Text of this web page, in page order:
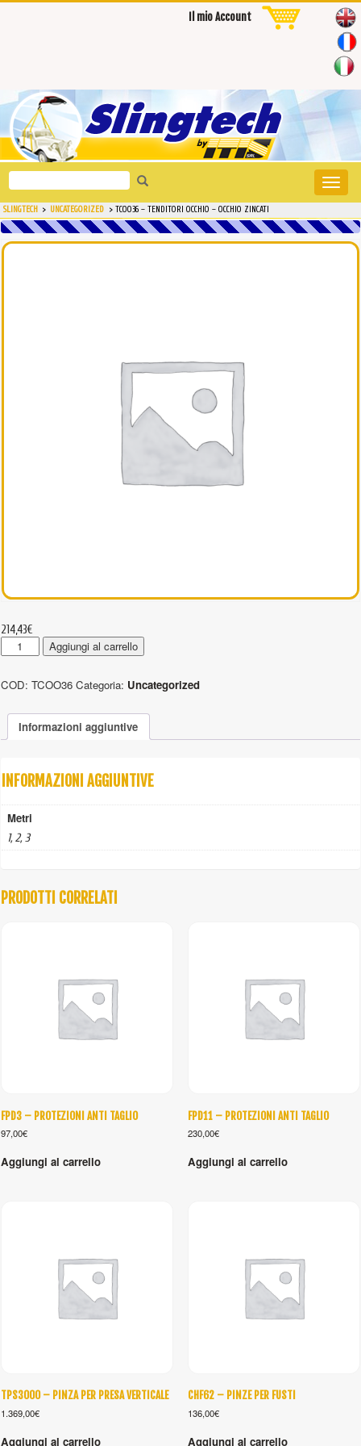
Il mio Account
Toggle
Search
for:
SLINGTECH > UNCATEGORIZED > TCOO36 – TENDITORI OCCHIO – OCCHIO ZINCATI
214,43€
TCOO36
-
occhio
occhio
zincati
quantità
Aggiungi al carrello
COD: TCOO36 Categoria: Uncategorized
Informazioni aggiuntive
INFORMAZIONI AGGIUNTIVE
Metri
1, 2, 3
PRODOTTI CORRELATI
FPD3 – PROTEZIONI ANTI TAGLIO
97,00€
Aggiungi al carrello
FPD11 – PROTEZIONI ANTI TAGLIO
230,00€
Aggiungi al carrello
TPS3000 – PINZA PER PRESA VERTICALE
1.369,00€
Aggiungi al carrello
CHF62 – PINZE PER FUSTI
136,00€
Aggiungi al carrello